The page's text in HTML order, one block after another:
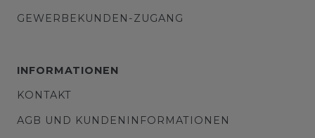
GEWERBEKUNDEN-ZUGANG
INFORMATIONEN
KONTAKT
AGB UND KUNDENINFORMATIONEN